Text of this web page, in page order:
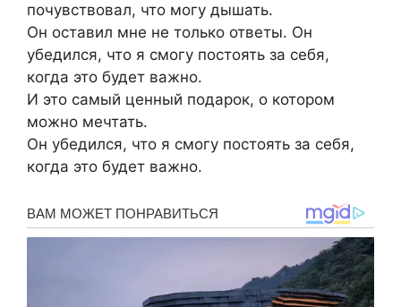
почувствовал, что могу дышать.
Он оставил мне не только ответы. Он
убедился, что я смогу постоять за себя,
когда это будет важно.
И это самый ценный подарок, о котором
можно мечтать.
Он убедился, что я смогу постоять за себя,
когда это будет важно.